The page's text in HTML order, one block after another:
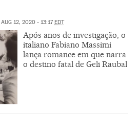
AUG 12, 2020 - 13:17EDT
Após anos de investigação, o
italiano Fabiano Massimi
lança romance em que narra
o destino fatal de Geli Raubal